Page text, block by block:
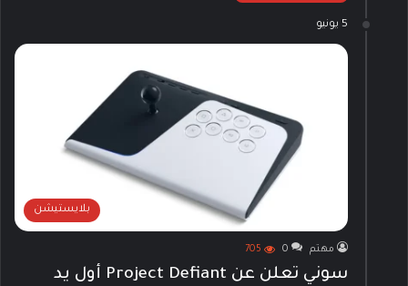
5 يونيو
بلايستيشن
مهتم 0
705
سوني تعلن عن Project Defiant أول يد